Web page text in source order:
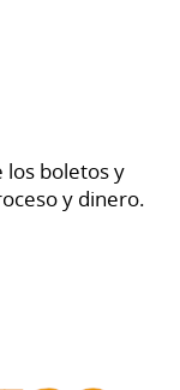
los boletos y
y dinero.